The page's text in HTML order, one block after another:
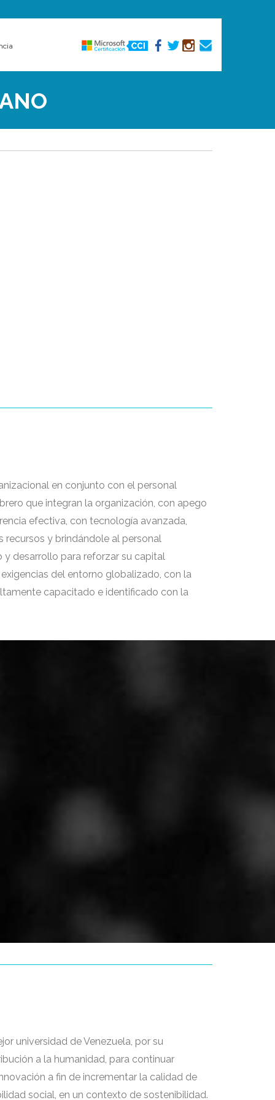
en conjunto con el personal
que integran la organización, con apego
efectiva, con tecnología avanzada,
y brindándole al personal
desarrollo para reforzar su capital
del entorno globalizado, con la
capacitado e identificado con la
universidad de Venezuela, por su
a la humanidad, para continuar
a fin de incrementar la calidad de
social, en un contexto de sostenibilidad.